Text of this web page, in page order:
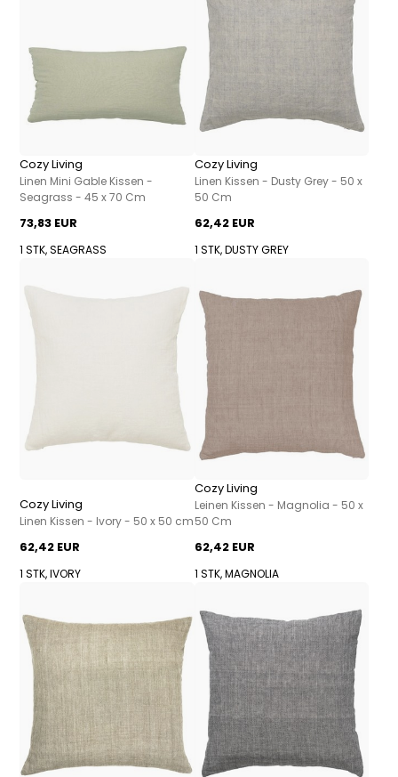
Cozy Living
Linen Mini Gable Kissen -
Seagrass - 45 x 70 Cm
73,83 EUR
1 STK, SEAGRASS
Cozy Living
Linen Kissen - Dusty Grey - 50 x
50 Cm
62,42 EUR
1 STK, DUSTY GREY
Cozy Living
Linen Kissen - Ivory - 50 x 50 cm
62,42 EUR
1 STK, IVORY
Cozy Living
Leinen Kissen - Magnolia - 50 x
50 Cm
62,42 EUR
1 STK, MAGNOLIA